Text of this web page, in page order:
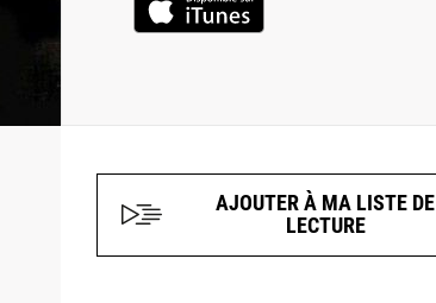
AJOUTER À MA LISTE DE
LECTURE